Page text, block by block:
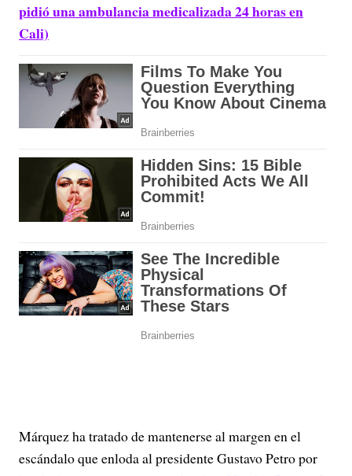
pidió una ambulancia medicalizada 24 horas en
Cali)
Márquez ha tratado de mantenerse al margen en el
escándalo que enloda al presidente Gustavo Petro por